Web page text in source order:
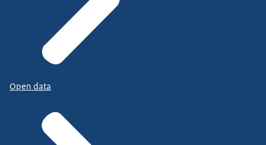
Open data